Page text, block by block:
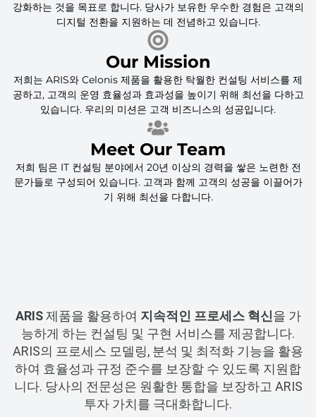
강화하는 것을 목표로 합니다. 당사가 보유한 우수한 경험은 고객의
디지털 전환을 지원하는 데 전념하고 있습니다.
Our Mission
저희는 ARIS와 Celonis 제품을 활용한 탁월한 컨설팅 서비스를 제
공하고, 고객의 운영 효율성과 효과성을 높이기 위해 최선을 다하고
있습니다. 우리의 미션은 고객 비즈니스의 성공입니다.
Meet Our Team
저희 팀은 IT 컨설팅 분야에서 20년 이상의 경력을 쌓은 노련한 전
문가들로 구성되어 있습니다. 고객과 함께 고객의 성공을 이끌어가
기 위해 최선을 다합니다.
ARIS제품을 활용하여 지속적인 프로세스 혁신을 가
능하게 하는 컨설팅 및 구현 서비스를 제공합니다.
ARIS의 프로세스 모델링, 분석 및 최적화 기능을 활용
하여 효율성과 규정 준수를 보장할 수 있도록 지원합
니다. 당사의 전문성은 원활한 통합을 보장하고 ARIS
투자 가치를 극대화합니다.